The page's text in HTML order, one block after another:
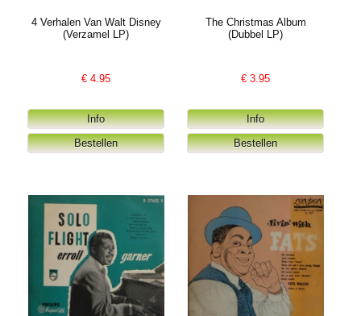
4 Verhalen Van Walt Disney
(Verzamel LP)
€4.95
The Christmas Album
(Dubbel LP)
€3.95